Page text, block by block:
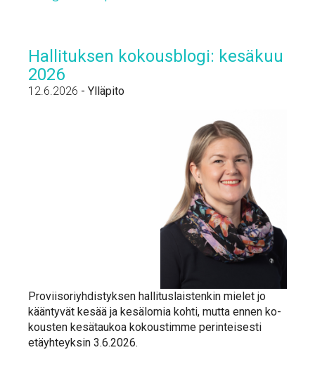
Hal­li­tuk­sen ko­kous­blo­gi: ke­sä­kuu
2026
12.6.2026 - Ylläpito
Pro­vii­so­riyh­dis­tyk­sen hal­li­tus­lais­ten­kin mie­let jo
kään­ty­vät ke­sää ja ke­sä­lo­mia koh­ti, mut­ta en­nen ko­
kous­ten ke­sä­tau­koa ko­kous­tim­me pe­rin­tei­ses­ti
etäyh­teyk­sin 3.6.2026.